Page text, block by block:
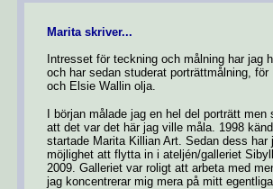
Marita skriver...
Intresset för teckning och målning har jag
och har sedan studerat porträttmålning,
och Elsie Wallin olja.
I början målade jag en hel del porträtt
att det var det här jag ville måla. 1998
startade Marita Killian Art. Sedan dess
möjlighet att flytta in i ateljén/galleriet
2009. Galleriet var roligt att arbeta med
jag koncentrerar mig mera på mitt